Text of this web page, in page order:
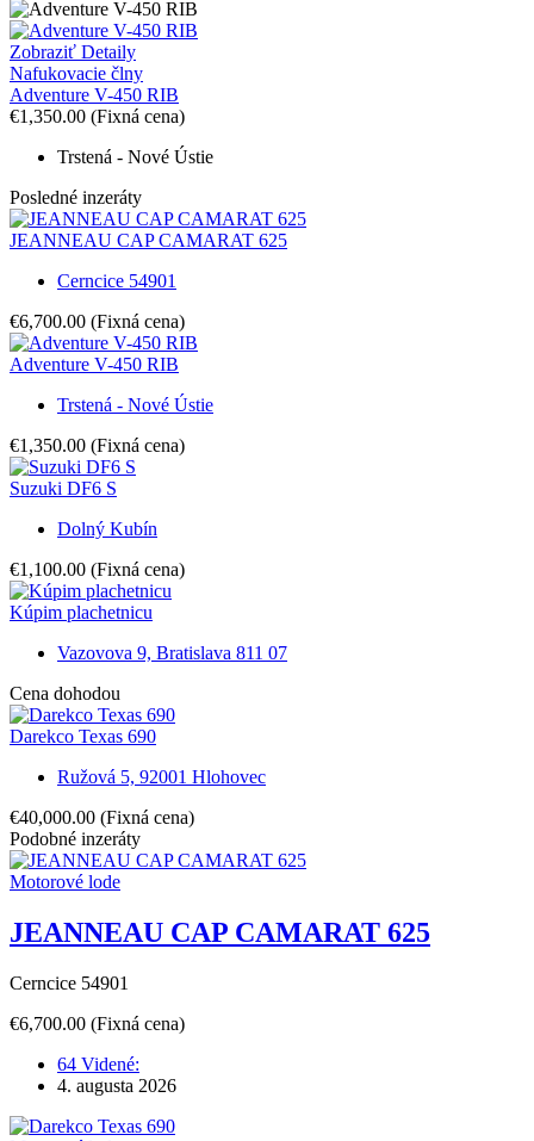
Zobraziť Detaily
Nafukovacie člny
Adventure V-450 RIB
€1,350.00 (Fixná cena)
Trstená - Nové Ústie
Posledné inzeráty
JEANNEAU CAP CAMARAT 625
Cerncice 54901
€6,700.00 (Fixná cena)
Adventure V-450 RIB
Trstená - Nové Ústie
€1,350.00 (Fixná cena)
Suzuki DF6 S
Dolný Kubín
€1,100.00 (Fixná cena)
Kúpim plachetnicu
Vazovova 9, Bratislava 811 07
Cena dohodou
Darekco Texas 690
Ružová 5, 92001 Hlohovec
€40,000.00 (Fixná cena)
Podobné inzeráty
Motorové lode
JEANNEAU CAP CAMARAT 625
Cerncice 54901
€6,700.00 (Fixná cena)
64 Videné:
4. augusta 2026